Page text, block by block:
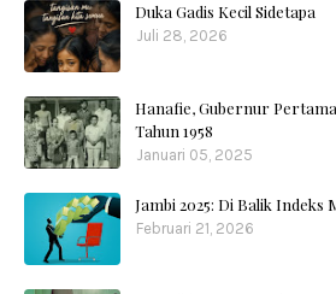
Duka Gadis Kecil Sidetapa
Juli 28, 2026
Hanafie, Gubernur
Tahun 1958
Januari 05, 2025
Jambi 2025: Di Balik Indeks
Februari 21, 2026